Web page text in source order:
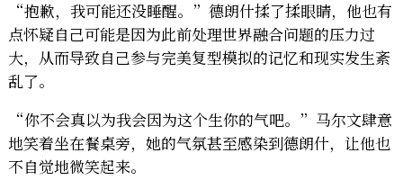
“抱歉，我可能还没睡醒。”德朗什揉了揉眼睛，他也有
点怀疑自己可能是因为此前处理世界融合问题的压力过
大，从而导致自己参与完美复型模拟的记忆和现实发生紊
乱了。
“你不会真以为我会因为这个生你的气吧。”马尔文肆意
地笑着坐在餐桌旁，她的气氛甚至感染到德朗什，让他也
不自觉地微笑起来。